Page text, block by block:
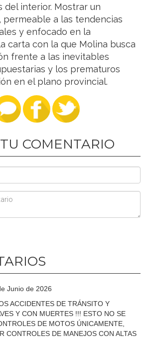
del interior. Mostrar un
a las tendencias
y enfocado en la
carta con la que Molina busca
frente a las inevitables
y los prematuros
en el plano provincial.
COMENTARIO
Junio de 2026
ACCIDENTES DE TRÁNSITO Y
Y CON MUERTES !!! ESTO NO SE
DE MOTOS ÚNICAMENTE,
CONTROLES DE MANEJOS CON ALTAS